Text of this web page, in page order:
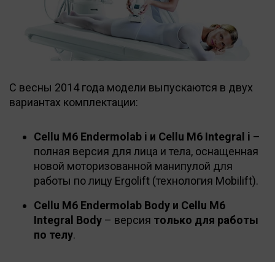
С весны 2014 года модели выпускаются в двух
вариантах комплектации:
Cellu M6 Endermolab i и Cellu М6 Integral i –
полная версия для лица и тела, оснащенная
новой моторизованной манипулой для
работы по лицу Ergolift (технология Mobilift).
Cellu M6 Endermolab Body и Cellu М6
Integral Body – версия только для работы
по телу.